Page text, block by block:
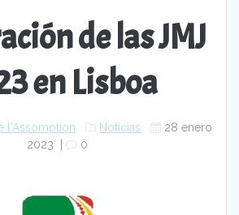
de las JMJ
en Lisboa
l'Assomption Noticias
28 enero
2023
0